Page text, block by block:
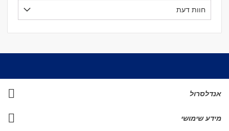
חוות דעת
אנדלסרול
מידע שימושי